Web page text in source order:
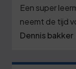
Een super
neemt de tijd
Dennis bakker